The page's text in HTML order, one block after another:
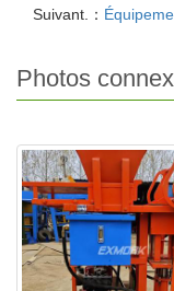
Suivant.：
Photos